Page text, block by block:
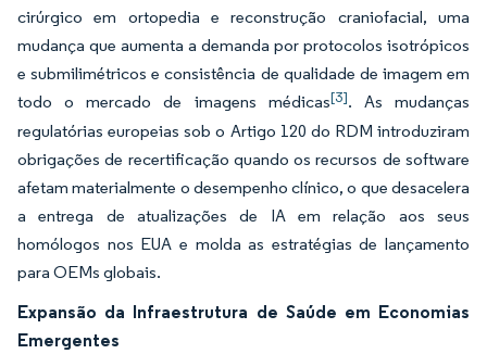
cirúrgico em ortopedia e reconstrução craniofacial, uma
mudança que aumenta a demanda por protocolos isotrópicos
e submilimétricos e consistência de qualidade de imagem em
todo o mercado de imagens médicas[3]. As mudanças
regulatórias europeias sob o Artigo 120 do RDM introduziram
obrigações de recertificação quando os recursos de software
afetam materialmente o desempenho clínico, o que desacelera
a entrega de atualizações de IA em relação aos seus
homólogos nos EUA e molda as estratégias de lançamento
para OEMs globais.
Expansão da Infraestrutura de Saúde em Economias
Emergentes